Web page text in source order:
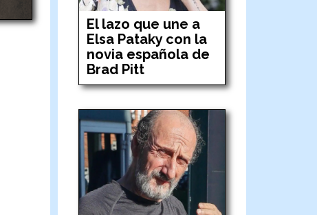
El lazo que une a
Elsa Pataky con la
novia española de
Brad Pitt